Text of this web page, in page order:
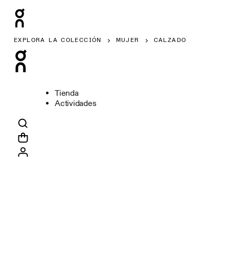
EXPLORA LA COLECCIÓN MUJER CALZADO
Tienda
Actividades